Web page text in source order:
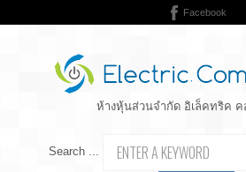
Facebook
ห้างหุ้นส่วนจำกัด อิเล็คทริค
Search ...